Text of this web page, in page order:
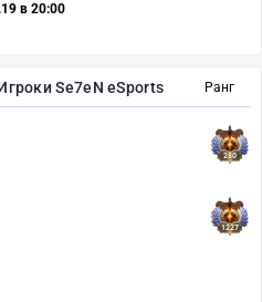
Ранг
Se7eN eSports
280
1227
в 20:00